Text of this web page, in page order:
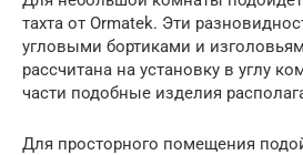
тахта от Ormatek. Эти
угловыми бортиками и
рассчитана на установку в углу
части подобные изделия
Для просторного помещения